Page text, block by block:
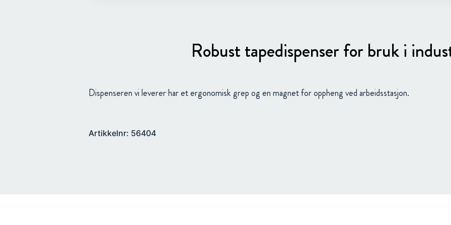
Robust tapedispenser for bruk i
Dispenseren vi leverer har et ergonomisk grep og en magnet for oppheng ved arbeidsstasjon.
Artikkelnr: 56404